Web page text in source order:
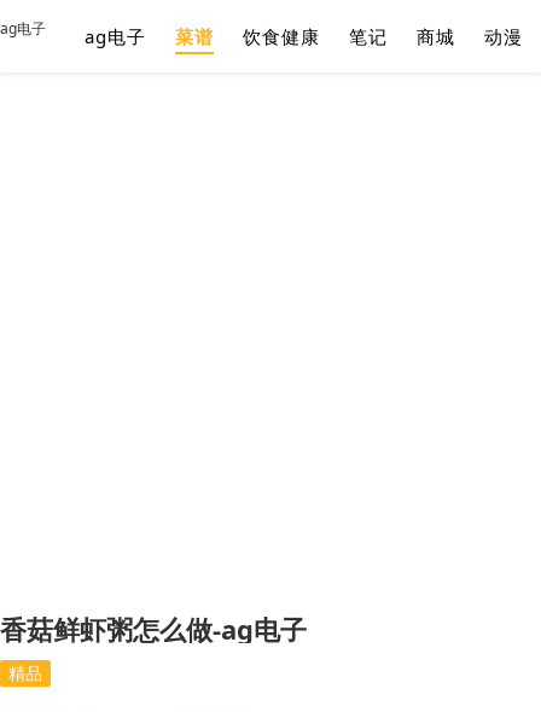
ag电子 ag电子 菜谱 饮食健康 笔记 商城 动漫
香菇鲜虾粥怎么做-ag电子
精品